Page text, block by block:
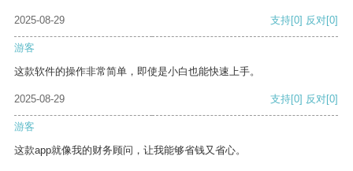
2025-08-29 支持[0] 反对[0]
游客
这款软件的操作非常简单，即使是小白也能快速上手。
2025-08-29 支持[0] 反对[0]
游客
这款app就像我的财务顾问，让我能够省钱又省心。